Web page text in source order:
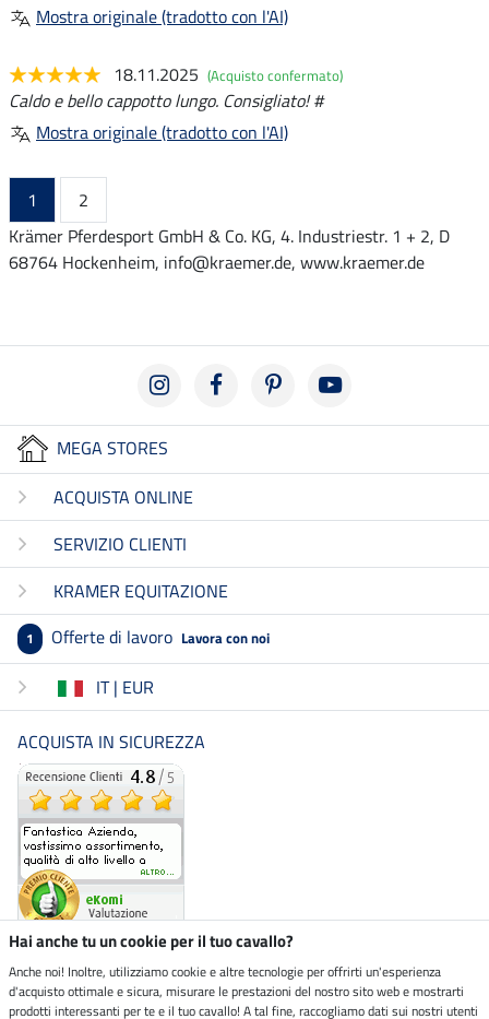
Mostra originale (tradotto con l'AI)
18.11.2025 (Acquisto confermato)
Caldo e bello cappotto lungo. Consigliato! #
Mostra originale (tradotto con l'AI)
1
2
Krämer Pferdesport GmbH & Co. KG, 4. Industriestr. 1 + 2, D
68764 Hockenheim, info@kraemer.de, www.kraemer.de
MEGA STORES
ACQUISTA ONLINE
SERVIZIO CLIENTI
KRAMER EQUITAZIONE
1 Offerte di lavoro Lavora con noi
IT | EUR
ACQUISTA IN SICUREZZA
Negozio ecosostenibile
Hai anche tu un cookie per il tuo cavallo?
Anche noi! Inoltre, utilizziamo cookie e altre tecnologie per offrirti un'esperienza
d'acquisto ottimale e sicura, misurare le prestazioni del nostro sito web e mostrarti
prodotti interessanti per te e il tuo cavallo! A tal fine, raccogliamo dati sui nostri utenti